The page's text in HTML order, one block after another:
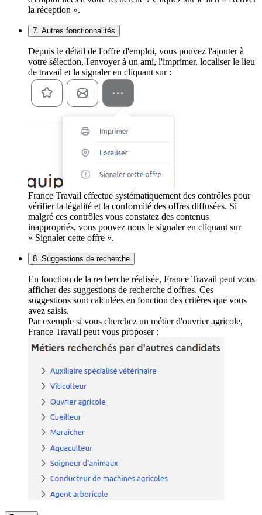
la réception ».
7. Autres fonctionnalités
Depuis le détail de l'offre d'emploi, vous pouvez l'ajouter à
votre sélection, l'envoyer à un ami, l'imprimer, localiser le lieu
de travail et la signaler en cliquant sur :
France Travail effectue systématiquement des contrôles pour
vérifier la légalité et la conformité des offres diffusées. Si
malgré ces contrôles vous constatez des contenus
inappropriés, vous pouvez nous le signaler en cliquant sur
« Signaler cette offre ».
8. Suggestions de recherche
En fonction de la recherche réalisée, France Travail peut vous
afficher des suggestions de recherche d'offres. Ces
suggestions sont calculées en fonction des critères que vous
avez saisis.
Par exemple si vous cherchez un métier d'ouvrier agricole,
France Travail peut vous proposer :